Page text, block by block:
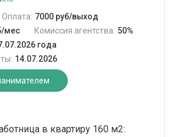
Оплата: 7000 руб/выход
мес Комиссия агентства: 50%
года
14.07.2026
в квартиру 160 м2: